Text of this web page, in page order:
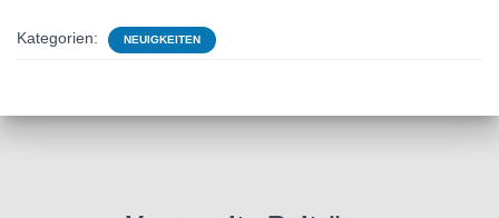
Kategorien: NEUIGKEITEN